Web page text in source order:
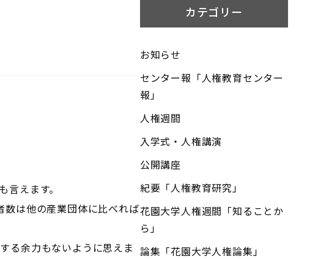
えます。
は他の産業団体に比べれば
る余力もないように思えま
カテゴリー
お知らせ
センター報「人権教育センター
報」
人権週間
入学式・人権講演
公開講座
紀要「人権教育研究」
花園大学人権週間「知ることか
ら」
論集「花園大学人権論集」